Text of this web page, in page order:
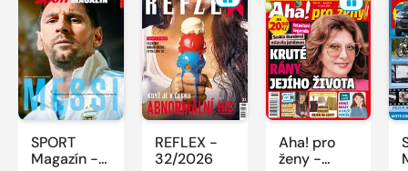
SPORT
Magazín -
REFLEX -
32/2026
Aha! pro
ženy -